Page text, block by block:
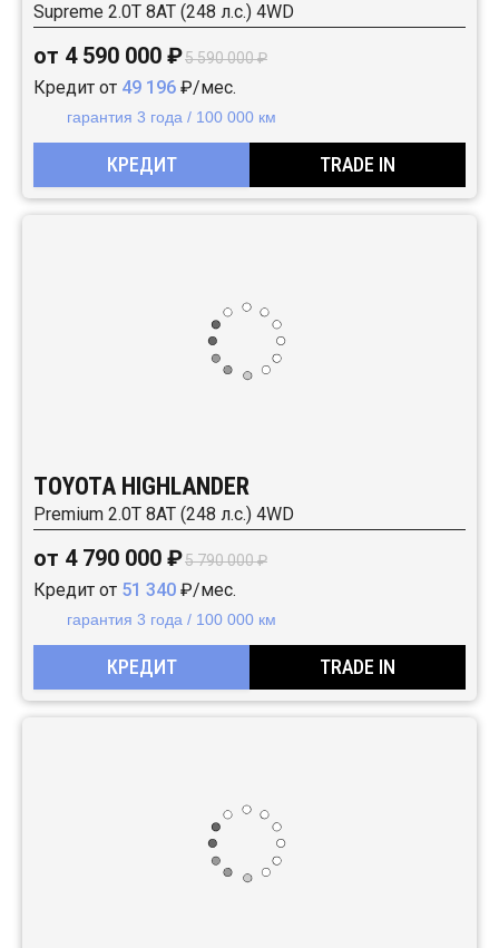
Supreme 2.0T 8AT (248 л.с.) 4WD
от 4 590 000 ₽5 590 000 ₽
Кредит от 49 196 ₽/мес.
гарантия 3 года / 100 000 км
КРЕДИТ TRADE IN
TOYOTA HIGHLANDER
Premium 2.0T 8AT (248 л.с.) 4WD
от 4 790 000 ₽5 790 000 ₽
Кредит от 51 340 ₽/мес.
гарантия 3 года / 100 000 км
КРЕДИТ TRADE IN